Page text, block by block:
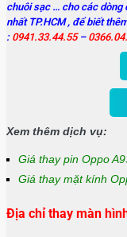
chuôi sạc … cho các dòng
nhất TP.HCM , để biết
: 0941.33.44.55–
Xem thêm dịch vụ:
Giá thay pin Oppo
Giá thay mặt kính
Địa chỉ thay màn